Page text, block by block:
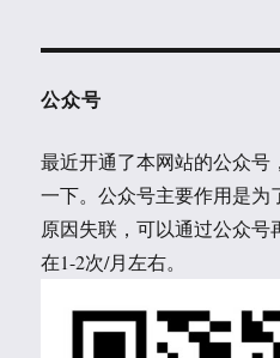
公众号
最近开通了本网站的公众号
一下。公众号主要作用是为
原因失联，可以通过公众
在1-2次/月左右。